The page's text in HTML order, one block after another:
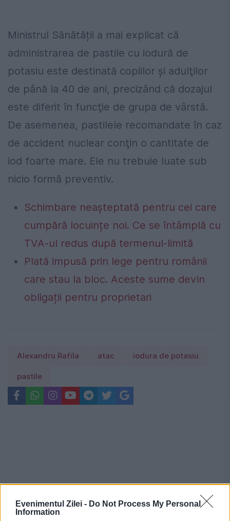
Evenimentul Zilei - Do Not Process My Personal
Information
Ministrul Sănătății a mai explicat că
administrarea de pastile cu iodură de
potasiu este destinată copiilor şi adulţilor
de până la 40 de ani, precizând că dozajul
este diferit în funcţie de grupa de vârstă.
De asemenea, pastilele recomandate în caz
de accident nuclear conţin o cantitate de
iod foarte mare. Ele nu trebuie luate sub
nicio formă preventiv.
Schimbare neașteptată pentru cei care
cumpără locuințe noi. Ce se întâmplă cu
TVA-ul redus după termenul-limită
Plată impusă prin lege pentru românii
care stau la bloc. Aceste sume devin
obligații pentru proprietari
Alexandru Rafila atac iodura de potasiu
pastile